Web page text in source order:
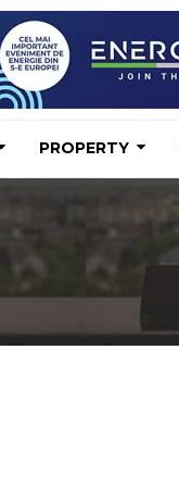
PROPERTY